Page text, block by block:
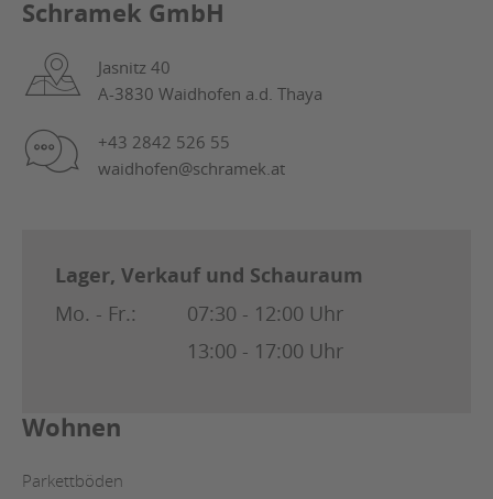
Schramek GmbH
Jasnitz 40
A-3830 Waidhofen a.d. Thaya
+43 2842 526 55
waidhofen@schramek.at
Lager, Verkauf und Schauraum
Mo. - Fr.:
07:30 - 12:00 Uhr
13:00 - 17:00 Uhr
Wohnen
Parkettböden